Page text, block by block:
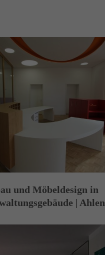
und Möbeldesign in
| Ahlen